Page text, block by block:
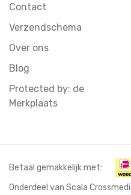
Contact
Verzendschema
Over ons
Blog
Protected by: de
Merkplaats
Onderdeel van Scala
Betaal gemakkelijk met: